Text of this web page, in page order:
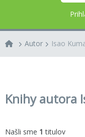
Autor Isao
Knihy autora
Našli sme 1 titulov